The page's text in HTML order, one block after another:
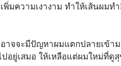
มความเงางาม ทำให้เส้นผมทำ
จจะมีปัญหาผมแตกปลายเข้า
อยู่เสมอ ให้เหลือแต่ผมใหม่ที่ดู